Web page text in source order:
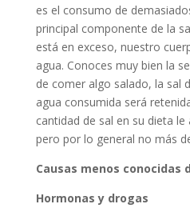
es el consumo de
principal componente de la
está en exceso, nuestro
agua. Conoces muy bien la
de comer algo salado, la sal
agua consumida será
cantidad de sal en su dieta
pero por lo general no más
Causas menos conocidas
Hormonas y drogas